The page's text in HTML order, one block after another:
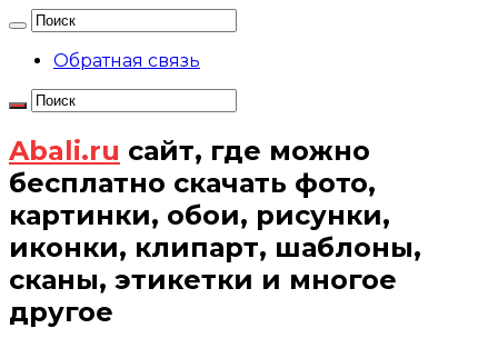
Обратная связь
Abali.ru сайт, где можно
бесплатно скачать фото,
картинки, обои, рисунки,
иконки, клипарт, шаблоны,
сканы, этикетки и многое
другое